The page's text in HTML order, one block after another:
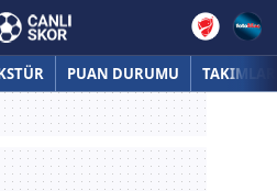
PUAN DURUMU TAKIMLAR